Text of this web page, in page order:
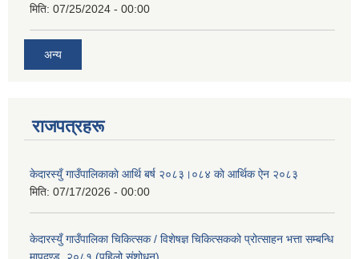
मिति: 07/25/2024 - 00:00
अन्य
राजपत्रहरू
केदारस्युँ गाउँपालिकाकाे आर्थि बर्ष २०८३।०८४ काे आर्थिक ऐन २०८३
मिति: 07/17/2026 - 00:00
केदारस्युँ गाउँपालिका चिकित्सक / विशेषज्ञ चिकित्सकको प्रोत्साहन भत्ता सम्बन्धि